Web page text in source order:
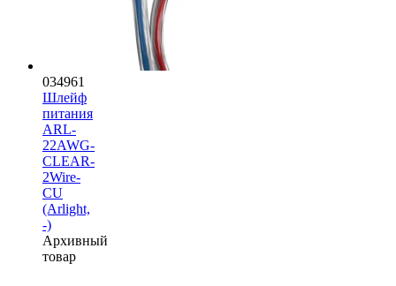
034961
Шлейф
питания
ARL-
22AWG-
CLEAR-
2Wire-
CU
(Arlight,
-)
Архивный
товар